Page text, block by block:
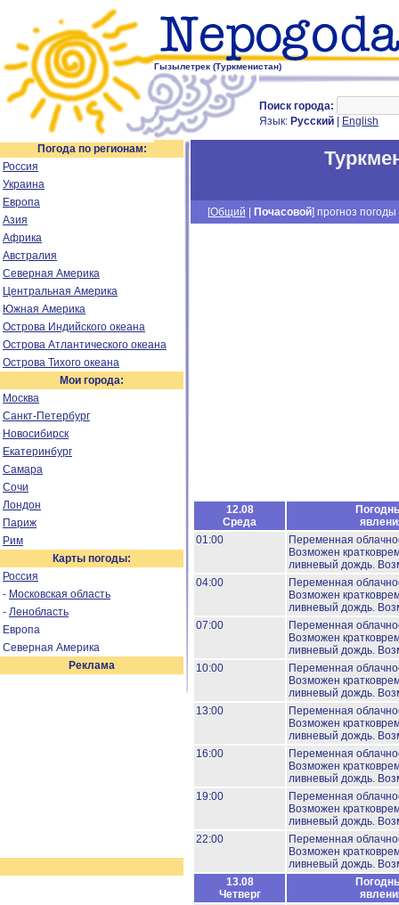
Гызылетрек (Туркменистан)
Поиск города:
Язык: Русский English
Погода по регионам:
Россия
Украина
Европа
Азия
Африка
Австралия
Северная Америка
Центральная Америка
Южная Америка
Острова Индийского океана
Острова Атлантического океана
Острова Тихого океана
Мои города:
Москва
Санкт-Петербург
Новосибирск
Екатеринбург
Самара
Сочи
Лондон
Париж
Рим
Карты погоды:
Россия
- Московская область
- Ленобласть
Европа
Северная Америка
Реклама
[Общий Почасовой] прогноз погоды
12.08
Среда
01:00
Переменная
Возможен
ливневый дождь.
04:00
Переменная
Возможен
ливневый дождь.
07:00
Переменная
Возможен
ливневый дождь.
10:00
Переменная
Возможен
ливневый дождь.
13:00
Переменная
Возможен
ливневый дождь.
16:00
Переменная
Возможен
ливневый дождь.
19:00
Переменная
Возможен
ливневый дождь.
22:00
Переменная
Возможен
ливневый дождь.
13.08
Четверг